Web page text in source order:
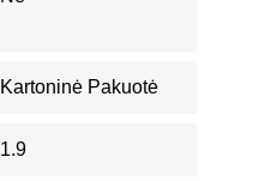
Kartoninė Pakuotė
1.9